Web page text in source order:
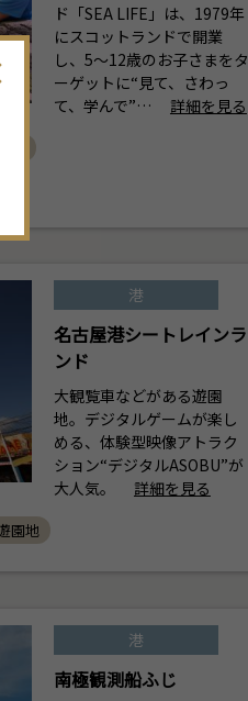
ド「SEA LIFE」は、1979年
にスコットランドで開業
し、5～12歳のお子さまをタ
ーゲットに“見て、さわっ
て、学んで”…
詳細を見る
港
名古屋港シートレインラ
ンド
大観覧車などがある遊園
地。デジタルゲームが楽し
める、体験型映像アトラク
ション“デジタルASOBU”が
大人気。
詳細を見る
園地
港
南極観測船ふじ